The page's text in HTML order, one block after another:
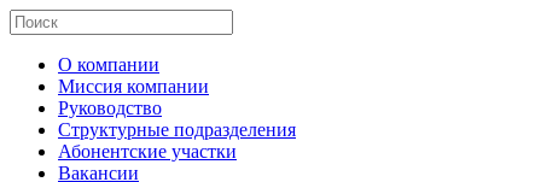
О компании
Миссия компании
Руководство
Структурные подразделения
Абонентские участки
Вакансии